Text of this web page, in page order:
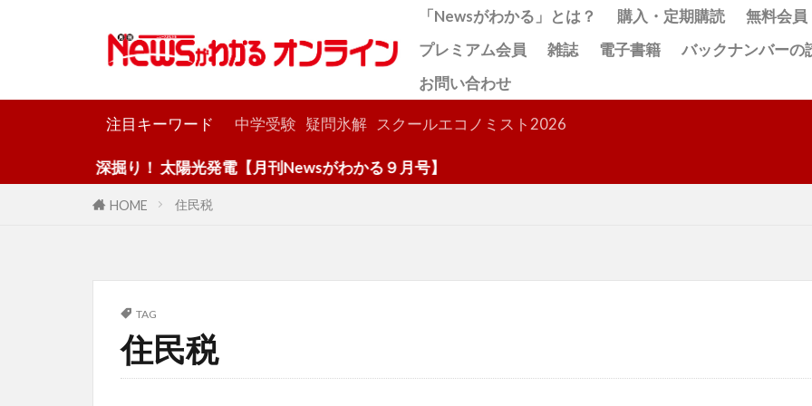
「Newsがわかる」とは？ 購入・定期購読
無料会員
プレミアム会員
雑誌 電子書籍
バックナンバーの
お問い合わせ
注目キーワード 中学受験 疑問氷解 スクールエコノミスト2026
深掘り！ 太陽光発電【月刊Newsがわかる９月号】
HOME 住民税
TAG
住民税
検索